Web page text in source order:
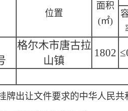
位置
面积
(㎡)
格尔木市唐古拉
山镇
1802
牌出让文件要求的中华人民